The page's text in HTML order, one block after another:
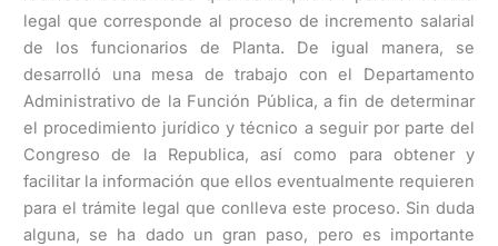
legal que corresponde al proceso de incremento salarial
de los funcionarios de Planta. De igual manera, se
desarrolló una mesa de trabajo con el Departamento
Administrativo de la Función Pública, a fin de determinar
el procedimiento jurídico y técnico a seguir por parte del
Congreso de la Republica, así como para obtener y
facilitar la información que ellos eventualmente requieren
para el trámite legal que conlleva este proceso. Sin duda
alguna, se ha dado un gran paso, pero es importante